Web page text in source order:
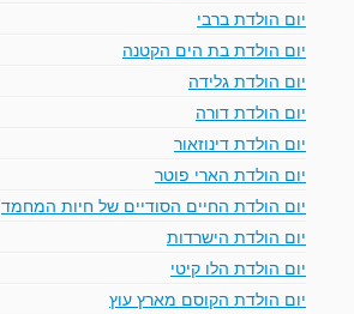
יום הולדת ברבי
יום הולדת בת הים הקטנה
יום הולדת גלידה
יום הולדת דורה
יום הולדת דינוזאור
יום הולדת הארי פוטר
יום הולדת החיים הסודיים של חיות המחמד
יום הולדת הישרדות
יום הולדת הלו קיטי
יום הולדת הקוסם מארץ עוץ